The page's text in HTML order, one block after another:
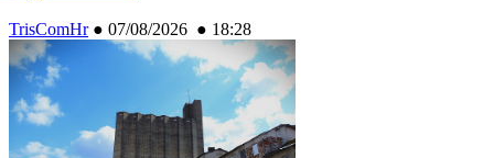
TrisComHr● 07/08/2026 ● 18:28